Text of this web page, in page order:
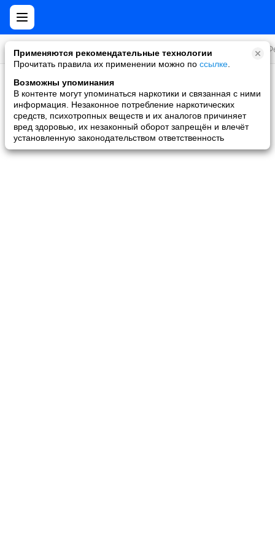
Все игры
Применяются рекомендательные технологии
Прочитать правила их применении можно по ссылке
Возможны упоминания
В контенте могут упоминаться наркотики и связанная с ними
информация. Незаконное потребление наркотических
средств, психотропных веществ и их аналогов причиняет
вред здоровью, их незаконный оборот запрещён и влечёт
установленную законодательством ответственность
Скидки и акции
Ни одной игры не найдено